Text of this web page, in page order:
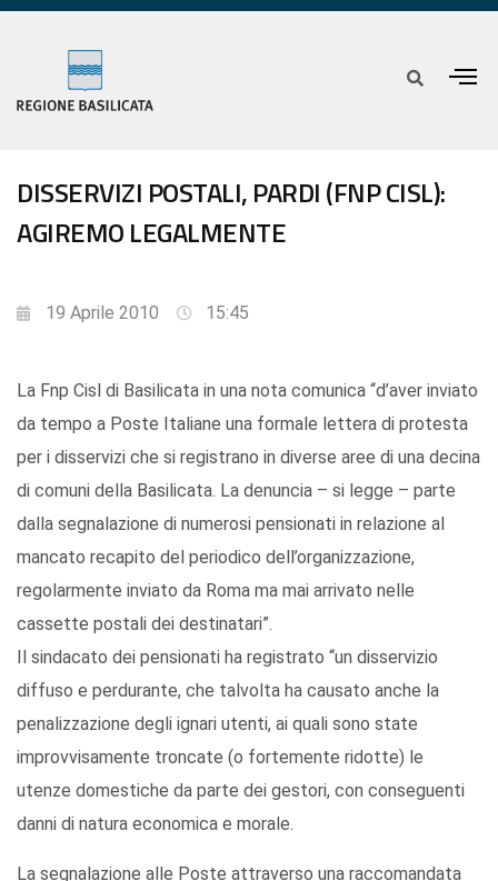
DISSERVIZI POSTALI, PARDI (FNP CISL):
AGIREMO LEGALMENTE
19 Aprile 2010 15:45
La Fnp Cisl di Basilicata in una nota comunica “d’aver inviato
da tempo a Poste Italiane una formale lettera di protesta
per i disservizi che si registrano in diverse aree di una decina
di comuni della Basilicata. La denuncia – si legge – parte
dalla segnalazione di numerosi pensionati in relazione al
mancato recapito del periodico dell’organizzazione,
regolarmente inviato da Roma ma mai arrivato nelle
cassette postali dei destinatari”.
Il sindacato dei pensionati ha registrato “un disservizio
diffuso e perdurante, che talvolta ha causato anche la
penalizzazione degli ignari utenti, ai quali sono state
improvvisamente troncate (o fortemente ridotte) le
utenze domestiche da parte dei gestori, con conseguenti
danni di natura economica e morale.
La segnalazione alle Poste attraverso una raccomandata